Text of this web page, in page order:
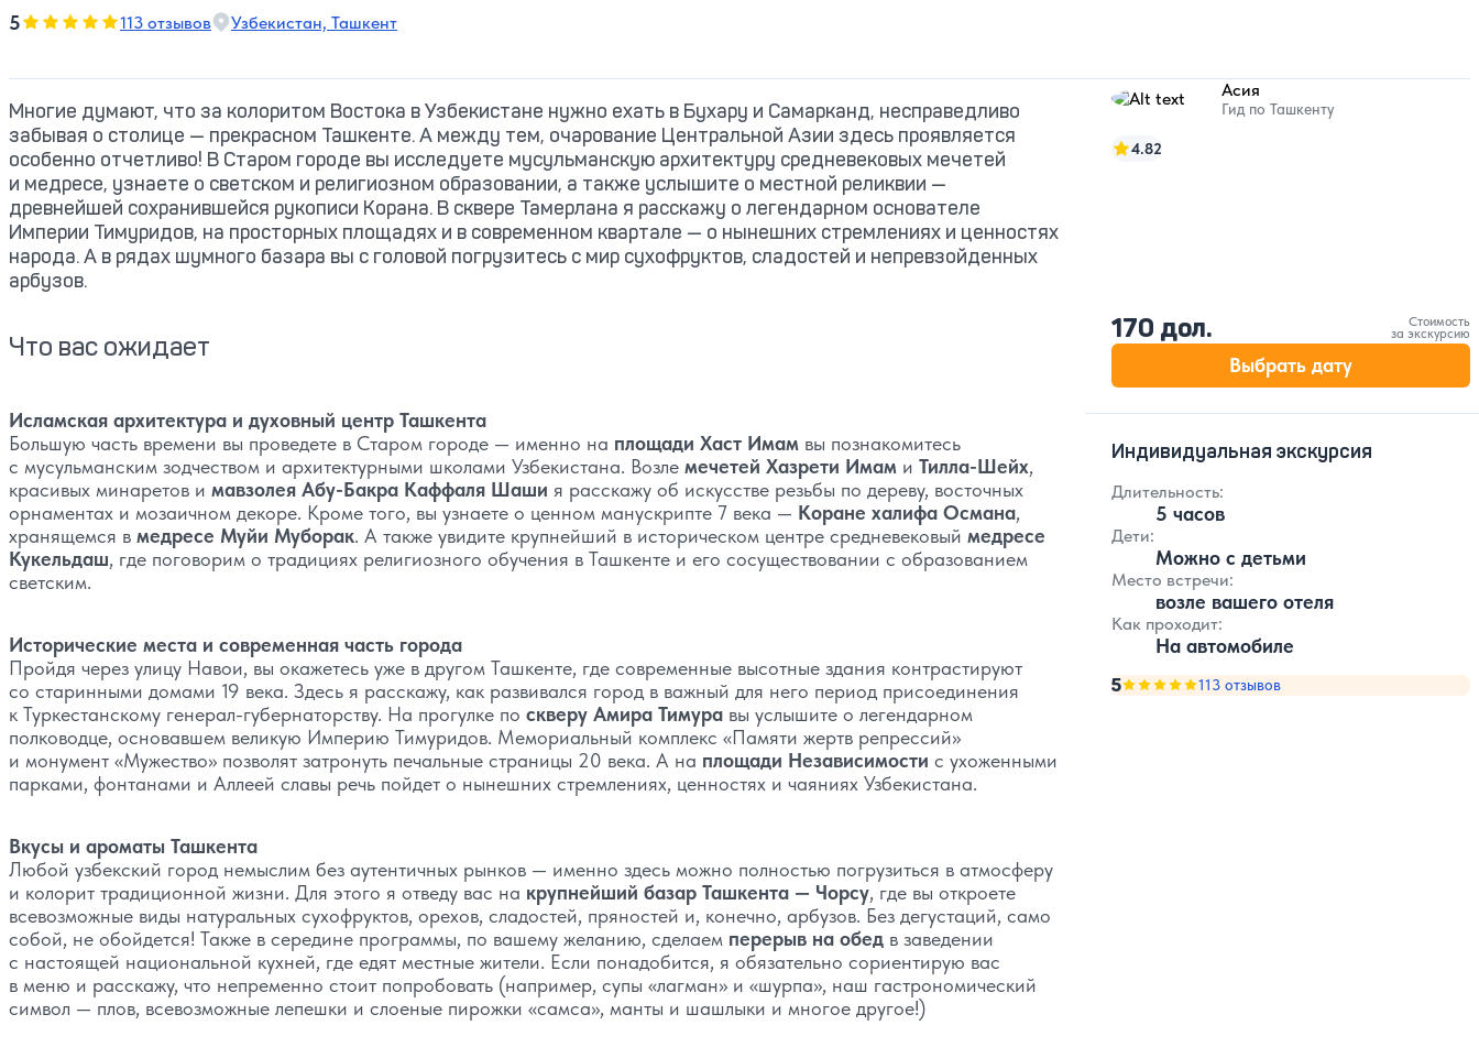
5Оценка, количество звезд:5
113 отзывов Узбекистан, Ташкент
Многие думают, что за колоритом Востока в Узбекистане нужно ехать в Бухару и Самарканд, несправедливо
забывая о столице — прекрасном Ташкенте. А между тем, очарование Центральной Азии здесь проявляется
особенно отчетливо! В Старом городе вы исследуете мусульманскую архитектуру средневековых мечетей
и медресе, узнаете о светском и религиозном образовании, а также услышите о местной реликвии —
древнейшей сохранившейся рукописи Корана. В сквере Тамерлана я расскажу о легендарном основателе
Империи Тимуридов, на просторных площадях и в современном квартале — о нынешних стремлениях и ценностях
народа. А в рядах шумного базара вы с головой погрузитесь с мир сухофруктов, сладостей и непревзойденных
арбузов.
Асия
Гид по Ташкенту
4.82
170 дол. Стоимость
за экскурсию
Выбрать дату
Индивидуальная экскурсия
Длительность:
5 часов
Дети:
Можно с детьми
Место встречи:
возле вашего отеля
Как проходит:
На автомобиле
5Оценка, количество звезд:
113 отзывов
Что вас ожидает
Исламская архитектура и духовный центр Ташкента
Большую часть времени вы проведете в Старом городе — именно на площади Хаст Имам вы познакомитесь
с мусульманским зодчеством и архитектурными школами Узбекистана. Возле мечетей Хазрети Имам и Тилла-Шейх,
красивых минаретов и мавзолея Абу-Бакра Каффаля Шаши я расскажу об искусстве резьбы по дереву, восточных
орнаментах и мозаичном декоре. Кроме того, вы узнаете о ценном манускрипте 7 века — Коране халифа Османа,
хранящемся в медресе Муйи Муборак. А также увидите крупнейший в историческом центре средневековый медресе
Кукельдаш, где поговорим о традициях религиозного обучения в Ташкенте и его сосуществовании с образованием
светским.
Исторические места и современная часть города
Пройдя через улицу Навои, вы окажетесь уже в другом Ташкенте, где современные высотные здания контрастируют
со старинными домами 19 века. Здесь я расскажу, как развивался город в важный для него период присоединения
к Туркестанскому генерал-губернаторству. На прогулке по скверу Амира Тимура вы услышите о легендарном
полководце, основавшем великую Империю Тимуридов. Мемориальный комплекс «Памяти жертв репрессий»
и монумент «Мужество» позволят затронуть печальные страницы 20 века. А на площади Независимости с ухоженными
парками, фонтанами и Аллеей славы речь пойдет о нынешних стремлениях, ценностях и чаяниях Узбекистана.
Вкусы и ароматы Ташкента
Любой узбекский город немыслим без аутентичных рынков — именно здесь можно полностью погрузиться в атмосферу
и колорит традиционной жизни. Для этого я отведу вас на крупнейший базар Ташкента — Чорсу, где вы откроете
всевозможные виды натуральных сухофруктов, орехов, сладостей, пряностей и, конечно, арбузов. Без дегустаций, само
собой, не обойдется! Также в середине программы, по вашему желанию, сделаем перерыв на обед в заведении
с настоящей национальной кухней, где едят местные жители. Если понадобится, я обязательно сориентирую вас
в меню и расскажу, что непременно стоит попробовать (например, супы «лагман» и «шурпа», наш гастрономический
символ — плов, всевозможные лепешки и слоеные пирожки «самса», манты и шашлыки и многое другое!)